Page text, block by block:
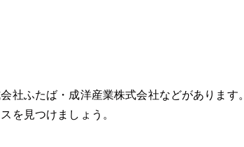
社ふたば・成洋産業株式会社などがあります。
を見つけましょう。